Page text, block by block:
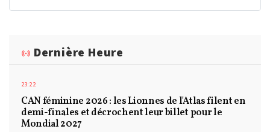
Dernière Heure
23:22
CAN féminine 2026 : les Lionnes de l'Atlas filent en
demi-finales et décrochent leur billet pour le
Mondial 2027